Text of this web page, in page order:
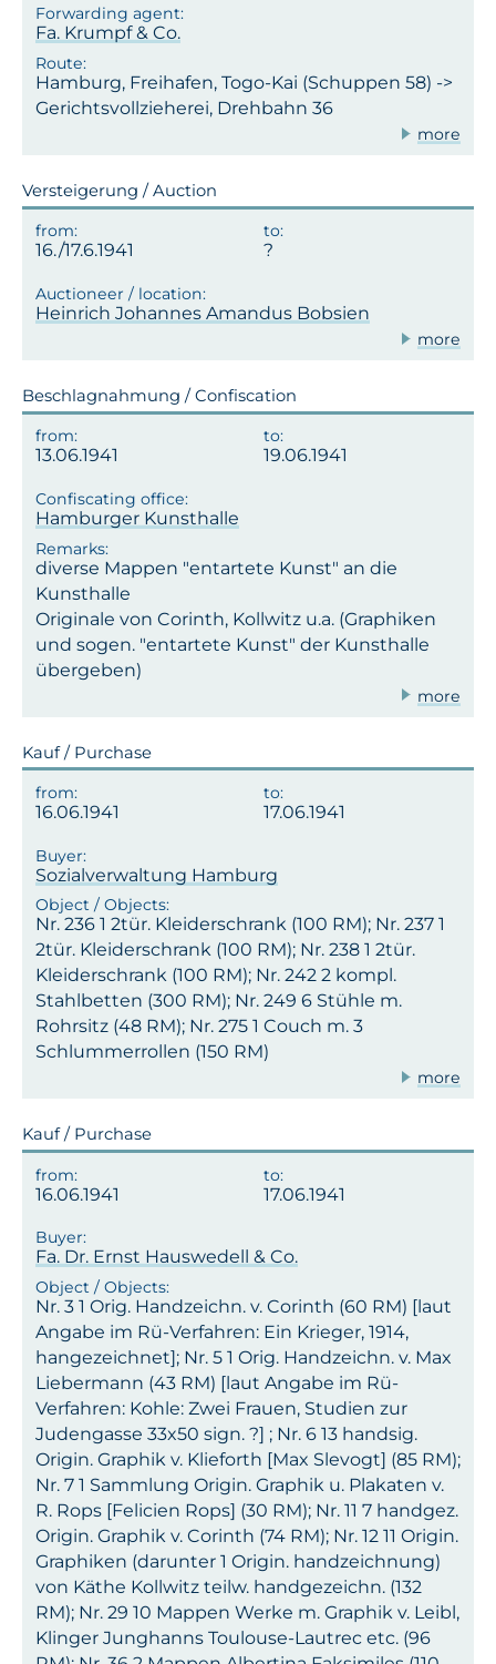
Fa. Krumpf & Co.
Hamburg, Freihafen, Togo-Kai (Schuppen 58) ->
Gerichtsvollzieherei, Drehbahn 36
more
Versteigerung / Auction
16./17.6.1941
Heinrich Johannes Amandus Bobsien
more
Beschlagnahmung / Confiscation
13.06.1941 19.06.1941
Hamburger Kunsthalle
diverse Mappen "entartete Kunst" an die
Kunsthalle
Originale von Corinth, Kollwitz u.a. (Graphiken
und sogen. "entartete Kunst" der Kunsthalle
übergeben)
more
Kauf / Purchase
16.06.1941 17.06.1941
Sozialverwaltung Hamburg
Nr. 236 1 2tür. Kleiderschrank (100 RM); Nr. 237 1
2tür. Kleiderschrank (100 RM); Nr. 238 1 2tür.
Kleiderschrank (100 RM); Nr. 242 2 kompl.
Stahlbetten (300 RM); Nr. 249 6 Stühle m.
Rohrsitz (48 RM); Nr. 275 1 Couch m. 3
Schlummerrollen (150 RM)
more
Kauf / Purchase
16.06.1941 17.06.1941
Fa. Dr. Ernst Hauswedell & Co.
Nr. 3 1 Orig. Handzeichn. v. Corinth (60 RM) [laut
Angabe im Rü-Verfahren: Ein Krieger, 1914,
hangezeichnet]; Nr. 5 1 Orig. Handzeichn. v. Max
Liebermann (43 RM) [laut Angabe im Rü-
Verfahren: Kohle: Zwei Frauen, Studien zur
Judengasse 33x50 sign. ?] ; Nr. 6 13 handsig.
Origin. Graphik v. Klieforth [Max Slevogt] (85 RM);
Nr. 7 1 Sammlung Origin. Graphik u. Plakaten v.
R. Rops [Felicien Rops] (30 RM); Nr. 11 7 handgez.
Origin. Graphik v. Corinth (74 RM); Nr. 12 11 Origin.
Graphiken (darunter 1 Origin. handzeichnung)
von Käthe Kollwitz teilw. handgezeichn. (132
RM); Nr. 29 10 Mappen Werke m. Graphik v. Leibl,
Klinger Junghanns Toulouse-Lautrec etc. (96